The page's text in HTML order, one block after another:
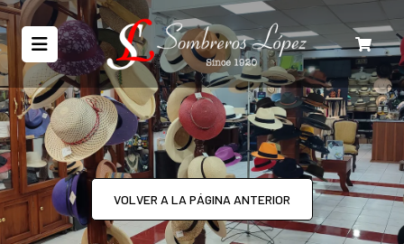
VOLVER A LA PÁGINA ANTERIOR